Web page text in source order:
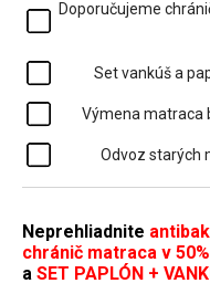
Doporučujeme
Set vankúš a
Výmena matraca
Odvoz starých
Neprehliadnite
chránič matraca v
a SET PAPLÓN +